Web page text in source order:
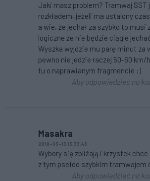
Jaki masz problem? Tramwaj SST
rozkładem, jeżeli ma ustalony
a wie, że jechał za szybko to musi
logiczne że nie będzie ciągle
Wyszka wyjdzie mu parę minut za
pewno nie jedzie raczej 50-60 km/
tu o naprawianym fragmencie :)
Aby odpowiedzieć na
Masakra
2018-03-13 13:33:43
Wybory się zbliżają i krzystek chce
z tym psełdo szybkim tramwajem
Aby odpowiedzieć na